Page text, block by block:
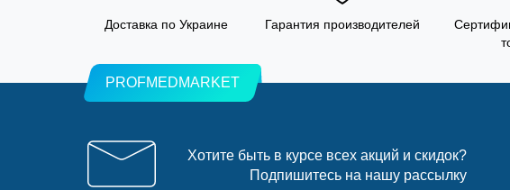
Доставка по Украине Гарантия производителей
PROFMEDMARKET
Хотите быть в курсе всех акций и скидок?
Подпишитесь на нашу рассылку